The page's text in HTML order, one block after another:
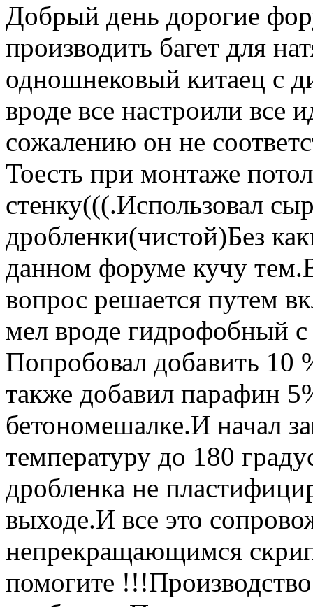
Добрый день дорогие
производить багет для
одношнековый китаец с
вроде все настроили все
сожалению он не
Тоесть при монтаже
стенку(((.Использовал
дробленки(чистой)Без
данном форуме кучу
вопрос решается путем
мел вроде гидрофобный
Попробовал добавить 10
также добавил парафин
бетономешалке.И начал
температуру до 180
дробленка не
выходе.И все это
непрекращающимся
помогите !!!Производство